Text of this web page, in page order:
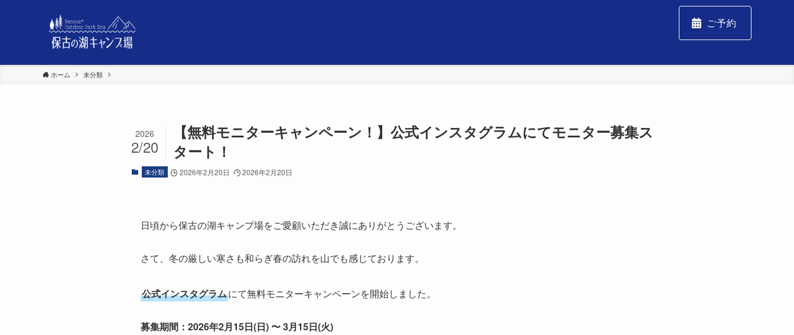
ご予約
ホーム 未分類
【無料モニターキャンペーン！】公式インスタグラムにてモニター募集ス
タート！
2026
2/20
未分類 2026年2月20日 2026年2月20日
日頃から保古の湖キャンプ場をご愛顧いただき誠にありがとうございます。
さて、冬の厳しい寒さも和らぎ春の訪れを山でも感じております。
公式インスタグラムにて無料モニターキャンペーンを開始しました。
募集期間：2026年2月15日(日) 〜 3月15日(火)